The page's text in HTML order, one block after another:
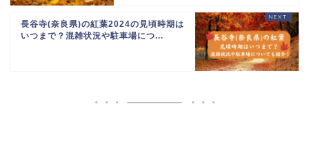
長谷寺(奈良県)の紅葉2024の見頃時期は
いつまで？混雑状況や駐車場につ...